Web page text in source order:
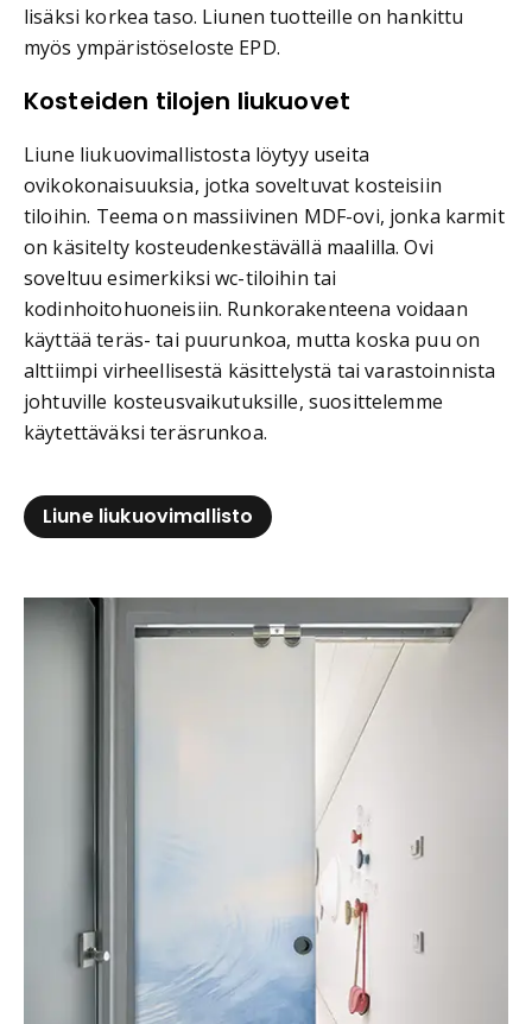
lisäksi korkea taso. Liunen tuotteille on hankittu
myös ympäristöseloste EPD.
Kosteiden tilojen liukuovet
Liune liukuovimallistosta löytyy useita
ovikokonaisuuksia, jotka soveltuvat kosteisiin
tiloihin. Teema on massiivinen MDF-ovi, jonka karmit
on käsitelty kosteudenkestävällä maalilla. Ovi
soveltuu esimerkiksi wc-tiloihin tai
kodinhoitohuoneisiin. Runkorakenteena voidaan
käyttää teräs- tai puurunkoa, mutta koska puu on
alttiimpi virheellisestä käsittelystä tai varastoinnista
johtuville kosteusvaikutuksille, suosittelemme
käytettäväksi teräsrunkoa.
Liune liukuovimallisto